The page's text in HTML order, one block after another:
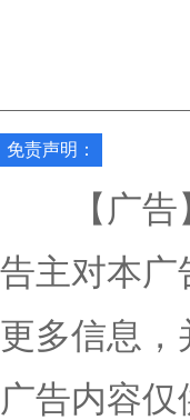
免责声明：
【广告】
告主对本广
更多信息，
广告内容仅